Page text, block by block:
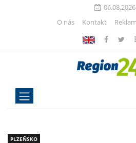
06.08.2026
O nás
Kontakt
PLZEŇSKO